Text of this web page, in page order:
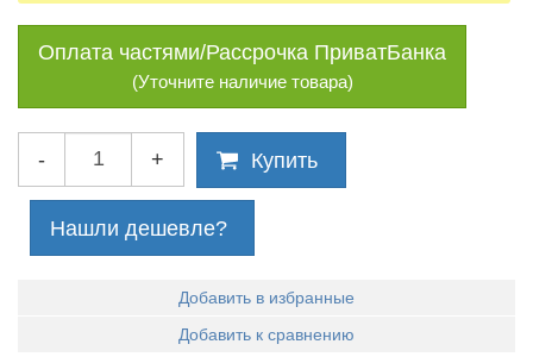
Оплата частями/Рассрочка ПриватБанка
(Уточните наличие товара)
- + Купить
Нашли дешевле?
Добавить в избранные
Добавить к сравнению